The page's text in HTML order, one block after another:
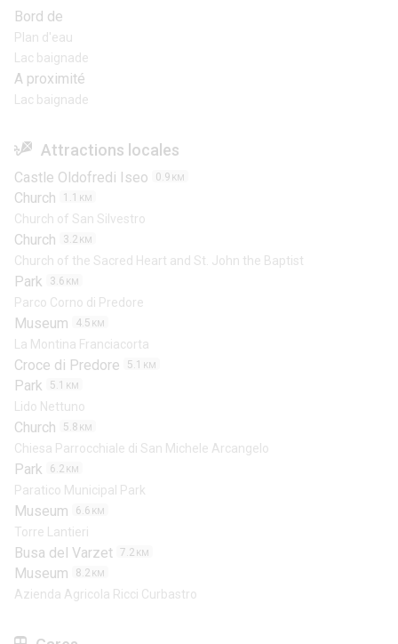
Bord de
Plan d'eau
Lac baignade
A proximité
Lac baignade
Attractions locales
Castle Oldofredi Iseo 0.9 KM
Church 1.1 KM
Church of San Silvestro
Church 3.2 KM
Church of the Sacred Heart and St. John the Baptist
Park 3.6 KM
Parco Corno di Predore
Museum 4.5 KM
La Montina Franciacorta
Croce di Predore 5.1 KM
Park 5.1 KM
Lido Nettuno
Church 5.8 KM
Chiesa Parrocchiale di San Michele Arcangelo
Park 6.2 KM
Paratico Municipal Park
Museum 6.6 KM
Torre Lantieri
Busa del Varzet 7.2 KM
Museum 8.2 KM
Azienda Agricola Ricci Curbastro